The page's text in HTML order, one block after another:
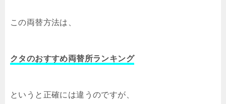
この両替方法は、
クタのおすすめ両替所ランキング
というと正確には違うのですが、